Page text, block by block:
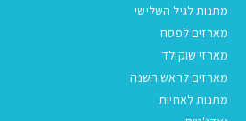
מתנות לגיל השלישי
מארזים לפסח
מארזי שוקולד
מארזים לראש השנה
מתנות לאחיות